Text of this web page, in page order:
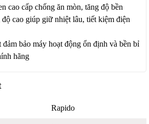
cao cấp chống ăn mòn, tăng độ bền
cao giúp giữ nhiệt lâu, tiết kiệm điện
đảm bảo máy hoạt động ổn định và bền bỉ
hãng
Rapido